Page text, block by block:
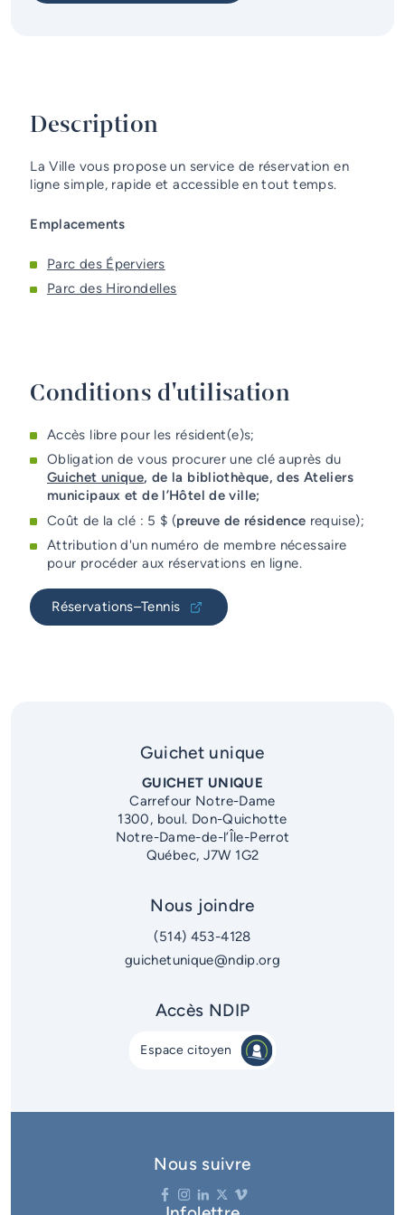
Description
La Ville vous propose un service de réservation en
ligne simple, rapide et accessible en tout temps.
Emplacements
Parc des Éperviers
Parc des Hirondelles
Conditions d'utilisation
Accès libre pour les résident(e)s;
Obligation de vous procurer une clé auprès du
Guichet unique, de la bibliothèque, des Ateliers
municipaux et de l’Hôtel de ville;
Coût de la clé : 5 $ (preuve de résidence requise);
Attribution d'un numéro de membre nécessaire
pour procéder aux réservations en ligne.
Réservations–Tennis
Guichet unique
GUICHET UNIQUE
Carrefour Notre-Dame
1300, boul. Don-Quichotte
Notre-Dame-de-l’Île-Perrot
Québec, J7W 1G2
Nous joindre
(514) 453-4128
guichetunique@ndip.org
Accès NDIP
Espace citoyen
Nous suivre